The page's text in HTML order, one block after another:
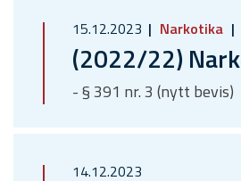
15.12.2023 Narkotika
(2022/22)
- § 391 nr. 3 (nytt bevis)
14.12.2023